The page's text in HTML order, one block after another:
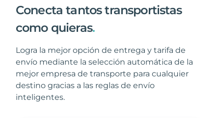
Conecta tantos transportistas
como quieras.
Logra la mejor opción de entrega y tarifa de
envío mediante la selección automática de la
mejor empresa de transporte para cualquier
destino gracias a las reglas de envío
inteligentes.